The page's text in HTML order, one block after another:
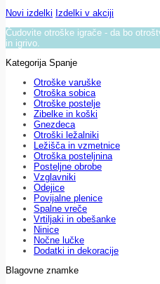
Novi izdelki Izdelki v akciji
Čudovite otroške igrače - da bo
in igrivo.
Kategorija Spanje
Otroške varuške
Otroška sobica
Otroške postelje
Zibelke in koški
Gnezdeca
Otroški ležalniki
Ležišča in vzmetnice
Otroška posteljnina
Posteljne obrobe
Vzglavniki
Odejice
Povijalne plenice
Spalne vreče
Vrtiljaki in obešanke
Ninice
Nočne lučke
Dodatki in dekoracije
Blagovne znamke